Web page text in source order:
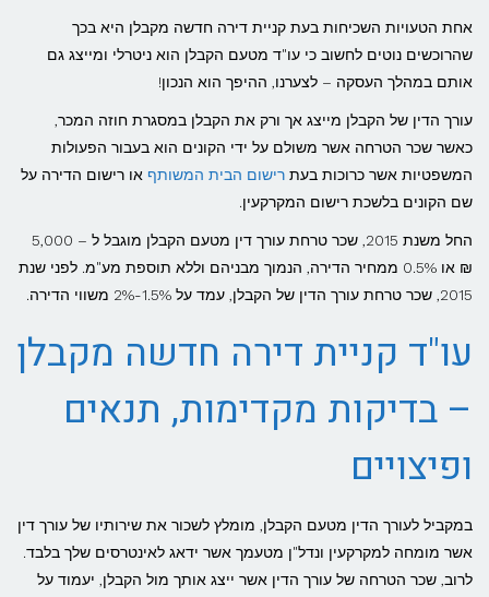
אחת הטעויות השכיחות בעת קניית דירה חדשה מקבלן היא בכך
שהרוכשים נוטים לחשוב כי עו"ד מטעם הקבלן הוא ניטרלי ומייצג גם
אותם במהלך העסקה – לצערנו, ההיפך הוא הנכון!
עורך הדין של הקבלן מייצג אך ורק את הקבלן במסגרת חוזה המכר,
כאשר שכר הטרחה אשר משולם על ידי הקונים הוא בעבור הפעולות
המשפטיות אשר כרוכות בעת רישום הבית המשותף או רישום הדירה על
שם הקונים בלשכת רישום המקרקעין.
החל משנת 2015, שכר טרחת עורך דין מטעם הקבלן מוגבל ל – 5,000
₪ או 0.5% ממחיר הדירה, הנמוך מבניהם וללא תוספת מע"מ. לפני שנת
2015, שכר טרחת עורך הדין של הקבלן, עמד על 1.5%-2% משווי הדירה.
עו"ד קניית דירה חדשה מקבלן
– בדיקות מקדימות, תנאים
ופיצויים
במקביל לעורך הדין מטעם הקבלן, מומלץ לשכור את שירותיו של עורך דין
אשר מומחה למקרקעין ונדל"ן מטעמך אשר ידאג לאינטרסים שלך בלבד.
לרוב, שכר הטרחה של עורך הדין אשר ייצג אותך מול הקבלן, יעמוד על